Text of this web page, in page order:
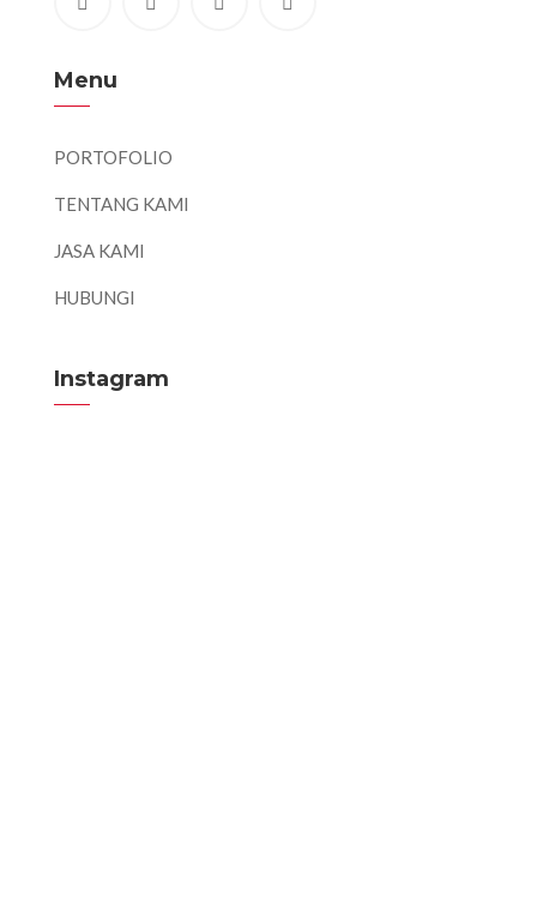
Menu
PORTOFOLIO
TENTANG KAMI
JASA KAMI
HUBUNGI
Instagram